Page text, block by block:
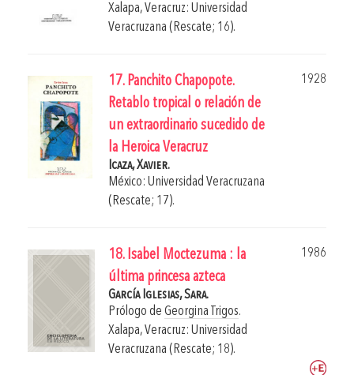
Xalapa, Veracruz: Universidad
Veracruzana (Rescate; 16).
17. Panchito Chapopote.
Retablo tropical o relación de
un extraordinario sucedido de
la Heroica Veracruz
1928
Icaza, Xavier.
México: Universidad Veracruzana
(Rescate; 17).
18. Isabel Moctezuma : la
última princesa azteca
1986
García Iglesias, Sara.
Prólogo de Georgina Trigos.
Xalapa, Veracruz: Universidad
Veracruzana (Rescate; 18).